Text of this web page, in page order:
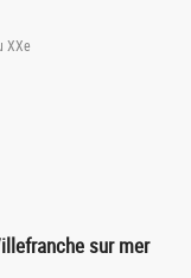
XXe
sur mer